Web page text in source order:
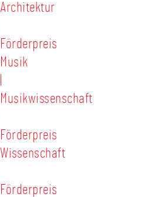
Architektur
Förderpreis
Musik
Musikwissenschaft
Förderpreis
Wissenschaft
Förderpreis